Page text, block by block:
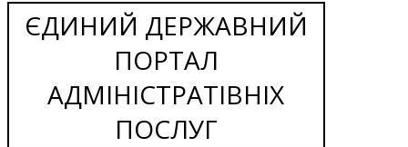
ЄДИНИЙ ДЕРЖАВНИЙ
ПОРТАЛ
АДМІНІСТРАТІВНІХ
ПОСЛУГ